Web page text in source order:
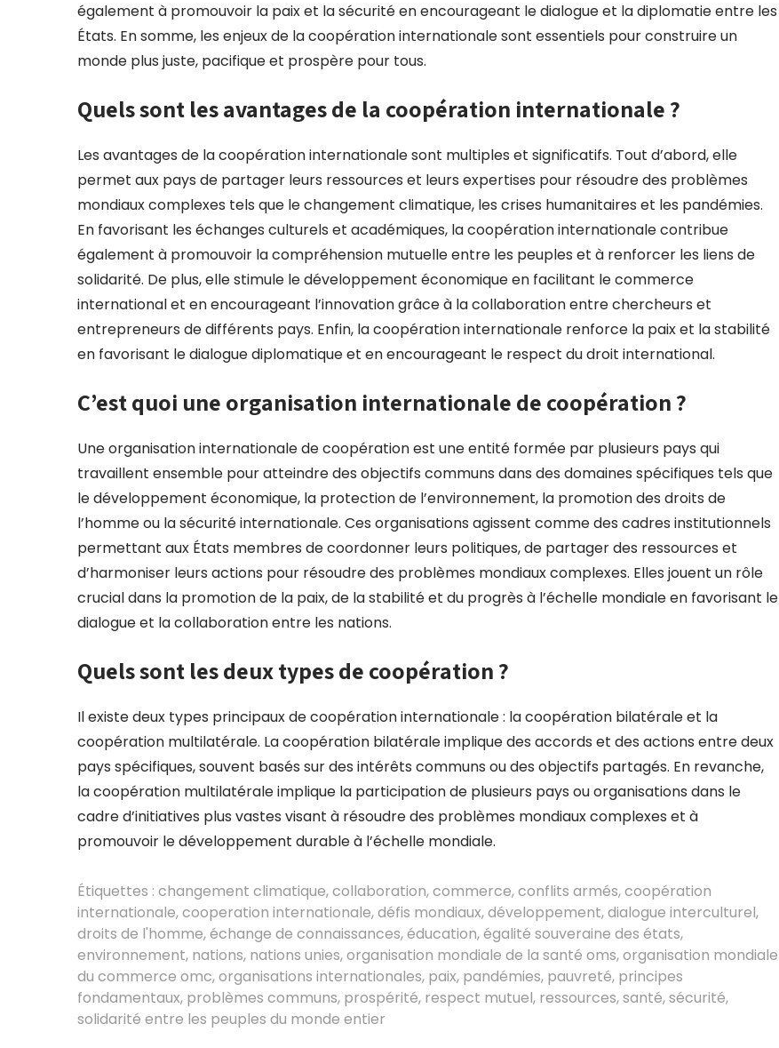
également à promouvoir la paix et la sécurité en encourageant le dialogue et la diplomatie entre les
États. En somme, les enjeux de la coopération internationale sont essentiels pour construire un
monde plus juste, pacifique et prospère pour tous.
Quels sont les avantages de la coopération internationale ?
Les avantages de la coopération internationale sont multiples et significatifs. Tout d’abord, elle
permet aux pays de partager leurs ressources et leurs expertises pour résoudre des problèmes
mondiaux complexes tels que le changement climatique, les crises humanitaires et les pandémies.
En favorisant les échanges culturels et académiques, la coopération internationale contribue
également à promouvoir la compréhension mutuelle entre les peuples et à renforcer les liens de
solidarité. De plus, elle stimule le développement économique en facilitant le commerce
international et en encourageant l’innovation grâce à la collaboration entre chercheurs et
entrepreneurs de différents pays. Enfin, la coopération internationale renforce la paix et la stabilité
en favorisant le dialogue diplomatique et en encourageant le respect du droit international.
C’est quoi une organisation internationale de coopération ?
Une organisation internationale de coopération est une entité formée par plusieurs pays qui
travaillent ensemble pour atteindre des objectifs communs dans des domaines spécifiques tels que
le développement économique, la protection de l’environnement, la promotion des droits de
l’homme ou la sécurité internationale. Ces organisations agissent comme des cadres institutionnels
permettant aux États membres de coordonner leurs politiques, de partager des ressources et
d’harmoniser leurs actions pour résoudre des problèmes mondiaux complexes. Elles jouent un rôle
crucial dans la promotion de la paix, de la stabilité et du progrès à l’échelle mondiale en favorisant le
dialogue et la collaboration entre les nations.
Quels sont les deux types de coopération ?
Il existe deux types principaux de coopération internationale : la coopération bilatérale et la
coopération multilatérale. La coopération bilatérale implique des accords et des actions entre deux
pays spécifiques, souvent basés sur des intérêts communs ou des objectifs partagés. En revanche,
la coopération multilatérale implique la participation de plusieurs pays ou organisations dans le
cadre d’initiatives plus vastes visant à résoudre des problèmes mondiaux complexes et à
promouvoir le développement durable à l’échelle mondiale.
Étiquettes : changement climatique,collaboration,commerce,conflits armés,coopération
internationale,cooperation internationale,défis mondiaux,développement,dialogue interculturel,
droits de l'homme,échange de connaissances,éducation,égalité souveraine des états,
environnement, nations, nations unies,organisation mondiale de la santé oms,organisation mondiale
du commerce omc,organisations internationales, paix, pandémies, pauvreté, principes
fondamentaux, problèmes communs, prospérité, respect mutuel, ressources,santé,sécurité,
solidarité entre les peuples du monde entier